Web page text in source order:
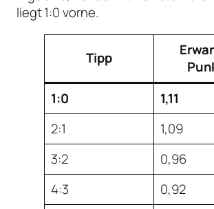
liegt 1:0 vorne.
Tipp
1:0
1,11
2:1
1,09
3:2
0,96
4:3
0,92